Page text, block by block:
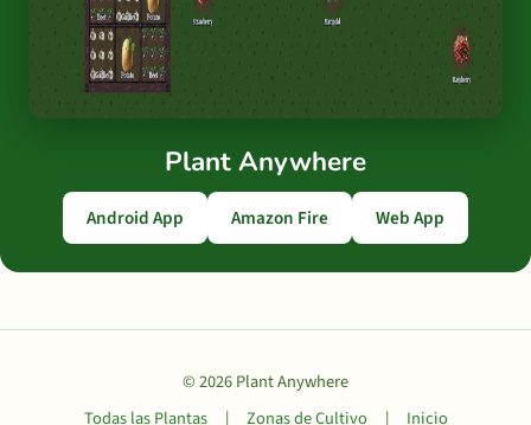
Plant Anywhere
Android App Amazon Fire Web App
© 2026 Plant Anywhere
Todas las Plantas
| Zonas de Cultivo | Inicio